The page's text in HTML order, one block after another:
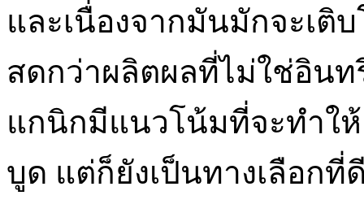
และเนื่องจากมันมักจะเติ
สดกว่าผลิตผลที่ไม่ใช่อิน
แกนิกมีแนวโน้มที่จะทำให้
บูด แต่ก็ยังเป็นทางเลือก